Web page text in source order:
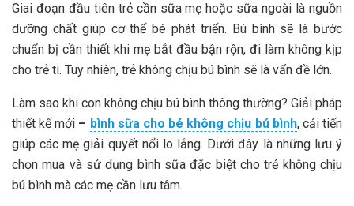
Giai đoạn đầu tiên trẻ cần sữa mẹ hoặc sữa ngoài là nguồn
dưỡng chất giúp cơ thể bé phát triển. Bú bình sẽ là bước
chuẩn bị cần thiết khi mẹ bắt đầu bận rộn, đi làm không kịp
cho trẻ ti. Tuy nhiên, trẻ không chịu bú bình sẽ là vấn đề lớn.
Làm sao khi con không chịu bú bình thông thường? Giải pháp
thiết kế mới – bình sữa cho bé không chịu bú bình, cải tiến
giúp các mẹ giải quyết nổi lo lắng. Dưới đây là những lưu ý
chọn mua và sử dụng bình sữa đặc biệt cho trẻ không chịu
bú bình mà các mẹ cần lưu tâm.